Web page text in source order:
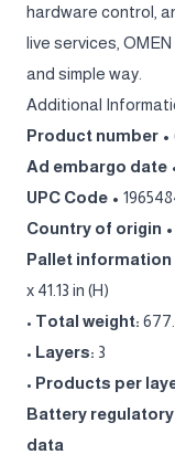
hardware control,
live services,
and simple way.
Additional
Product number •
Ad embargo date
UPC Code •
Country of origin •
Pallet information
x 41.13 in (H)
• Total weight:
• Layers: 3
• Products per
Battery regulatory
data